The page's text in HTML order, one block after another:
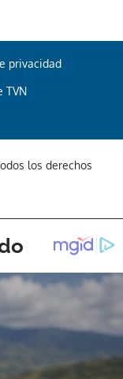
privacidad
TVN
los derechos